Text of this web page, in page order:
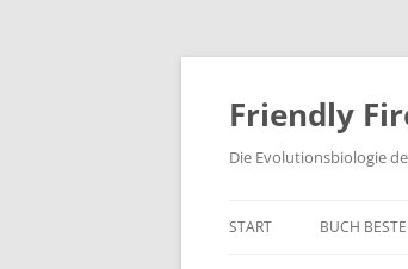
Zum
springen
Friendly
Die Evolutionsbiologie
START BUCH